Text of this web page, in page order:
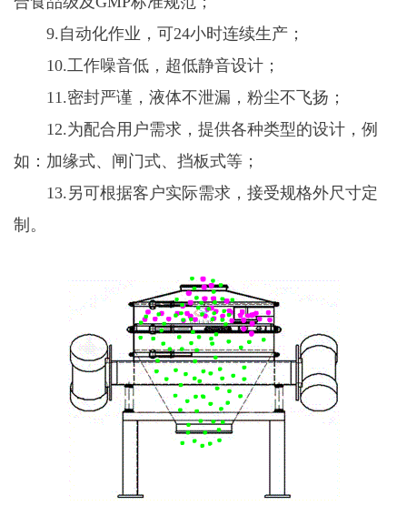
9.自动化作业，可24小时连续生产；
10.工作噪音低，超低静音设计；
11.密封严谨，液体不泄漏，粉尘不飞扬；
12.为配合用户需求，提供各种类型的设计，例
如：加缘式、闸门式、挡板式等；
13.另可根据客户实际需求，接受规格外尺寸定
制。